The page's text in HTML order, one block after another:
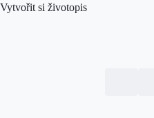
Vytvořit si životopis